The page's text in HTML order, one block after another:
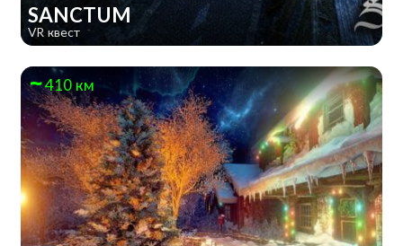
SANCTUM
VR квест
410 км